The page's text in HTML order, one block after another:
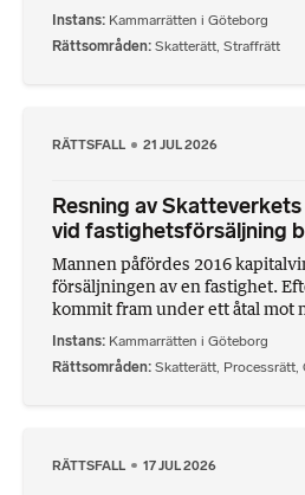
Instans Kammarrätten i Göteborg
Rättsområden Skatterätt Straffrätt
RÄTTSFALL 21 JUL 2026
Resning av
vid fastighetsförsäljning
Mannen påfördes 2016
försäljningen av en fastighet.
kommit fram under ett åtal mot
Instans Kammarrätten i Göteborg
Rättsområden Skatterätt Processrätt
RÄTTSFALL 17 JUL 2026